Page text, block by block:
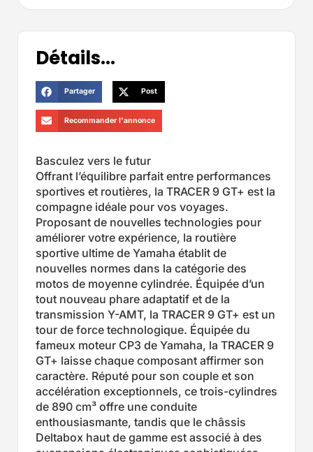
Détails...
Partager Post
Recommander l'annonce
Basculez vers le futur
Offrant l’équilibre parfait entre performances
sportives et routières, la TRACER 9 GT+ est la
compagne idéale pour vos voyages.
Proposant de nouvelles technologies pour
améliorer votre expérience, la routière
sportive ultime de Yamaha établit de
nouvelles normes dans la catégorie des
motos de moyenne cylindrée. Équipée d’un
tout nouveau phare adaptatif et de la
transmission Y-AMT, la TRACER 9 GT+ est un
tour de force technologique. Équipée du
fameux moteur CP3 de Yamaha, la TRACER 9
GT+ laisse chaque composant affirmer son
caractère. Réputé pour son couple et son
accélération exceptionnels, ce trois-cylindres
de 890 cm³ offre une conduite
enthousiasmante, tandis que le châssis
Deltabox haut de gamme est associé à des